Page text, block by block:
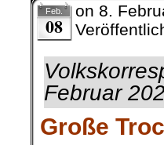
Feb.
08
on 8.
Februar
Große